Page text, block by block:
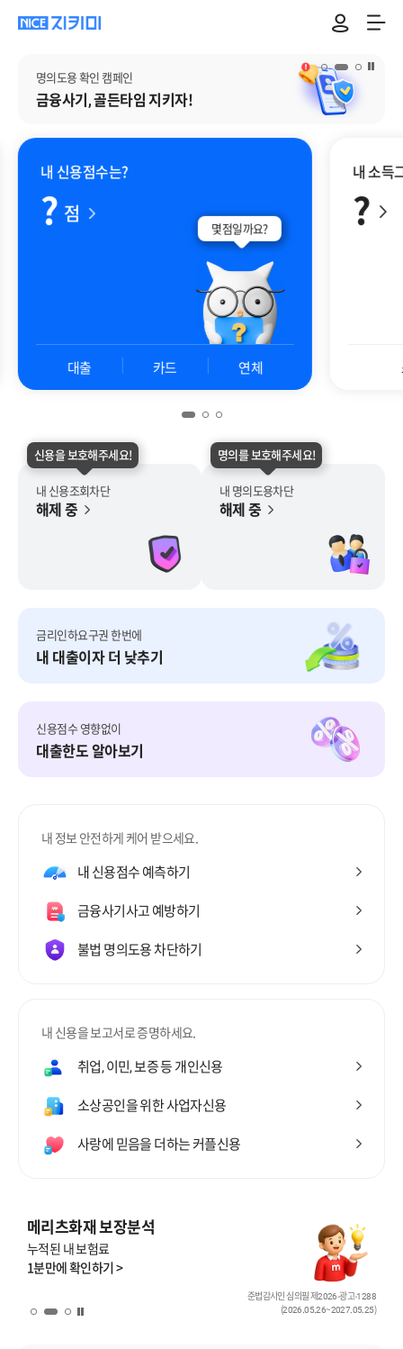
누적된 내 보험내역
1분 만에무료 점검하세요
배너 일시 정지
내 신용점수는?
? 점
몇점일까요?
대출 카드 연체
내 소득
?
신용을 보호해주세요!
내 신용조회차단
해제 중
명의를 보호해주세요!
내 명의도용차단
해제 중
금리인하요구권 한번에
내 대출이자 더 낮추기
신용점수 영향없이
대출한도 알아보기
내 정보 안전하게 케어 받으세요.
내 신용점수 예측하기
금융사기사고 예방하기
불법 명의도용 차단하기
내 신용을 보고서로 증명하세요.
취업, 이민, 보증 등 개인신용
소상공인을 위한 사업자신용
사랑에 믿음을 더하는 커플신용
SBI저축은행 신용대출
금리 최대 2% 할인
혜택을 받아볼 수 있어요!
저축은행중앙회 심의필
배너 일시 정지